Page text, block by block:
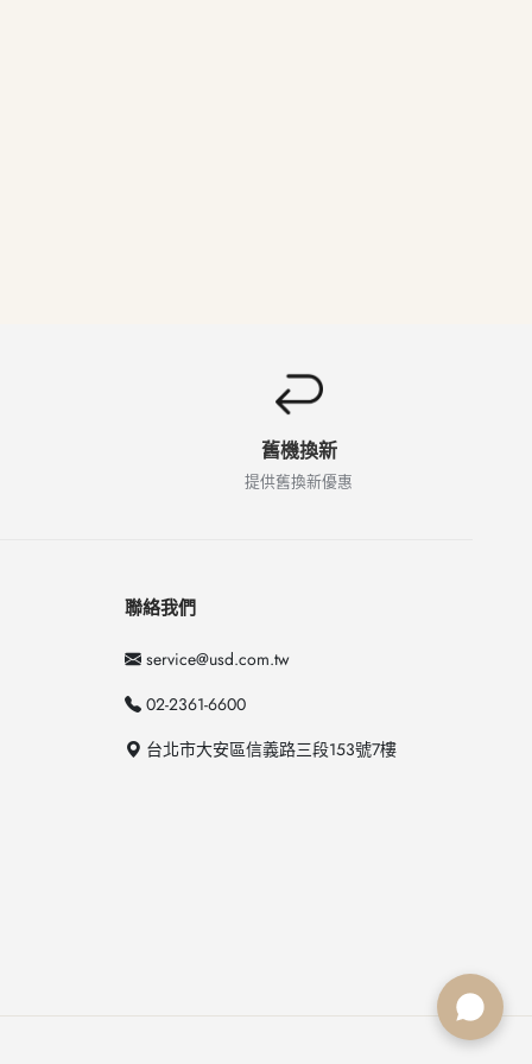
舊機換新
提供舊換新優惠
聯絡我們
service@usd.com.tw
02-2361-6600
台北市大安區信義路三段153號7樓